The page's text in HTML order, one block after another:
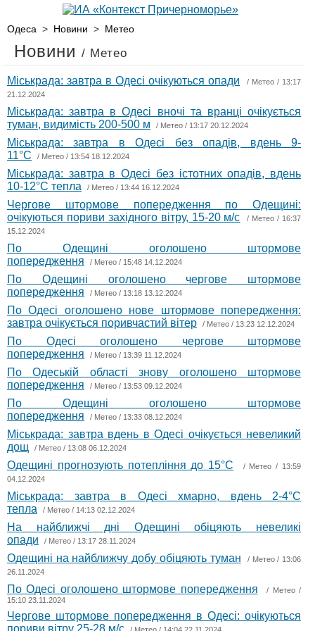
Одеса > Новини > Метео
Новини / Метео
Міськрада: завтра в Одесі очікуються опади / Метео / 13:17
21.12.2024
Міськрада: завтра в Одесі вночі та вранці очікується
туман, видимість 200-500 м
/ Метео / 13:17 20.12.2024
Міськрада: завтра в Одесі без опадів, вдень 9-
11°С
/ Метео / 13:54 18.12.2024
Міськрада: завтра в Одесі без істотних опадів, вдень
10-12°С тепла
/ Метео / 13:44 16.12.2024
Чергове штормове попередження по Одещині:
очікуються пориви західного вітру, 15-20 м/с
/ Метео / 16:37
15.12.2024
По Одещині оголошено штормове
попередження
/ Метео / 15:48 14.12.2024
По Одещині оголошено чергове штормове
попередження
/ Метео / 13:18 13.12.2024
По Одесі оголошено нове штормове попередження:
завтра очікується поривчастий вітер
/ Метео / 13:23 12.12.2024
По Одесі оголошено чергове штормове
попередження
/ Метео / 13:39 11.12.2024
По Одеській області знову оголошено штормове
попередження
/ Метео / 13:53 09.12.2024
По Одещині оголошено штормове
попередження
/ Метео / 13:33 08.12.2024
Міськрада: завтра вдень в Одесі очікується невеликий
дощ
/ Метео / 13:08 06.12.2024
Одещині прогнозують потепління до 15°С / Метео / 13:59
04.12.2024
Міськрада: завтра в Одесі хмарно, вдень 2-4°С
тепла
/ Метео / 14:13 02.12.2024
На найближчі дні Одещині обіцяють невеликі
опади
/ Метео / 13:17 28.11.2024
Одещині на найближчу добу обіцяють туман / Метео/ 13:06
26.11.2024
По Одесі оголошено штормове попередження / Метео/
15:10 23.11.2024
Чергове штормове попередження в Одесі: очікуються
пориви вітру 25-28 м/с